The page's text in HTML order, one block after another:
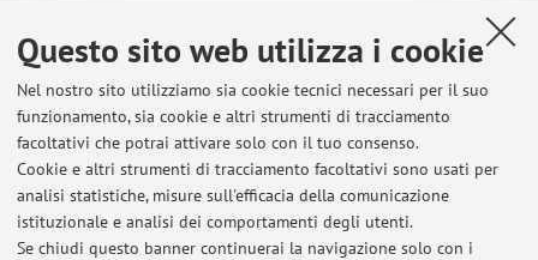
Questo sito web utilizza i cookie
Nel nostro sito utilizziamo sia cookie tecnici necessari per il suo
funzionamento, sia cookie e altri strumenti di tracciamento
facoltativi che potrai attivare solo con il tuo consenso.
Cookie e altri strumenti di tracciamento facoltativi sono usati per
analisi statistiche, misure sull'efficacia della comunicazione
istituzionale e analisi dei comportamenti degli utenti.
Se chiudi questo banner continuerai la navigazione solo con i
Ultimi avvisi
Esame 3/06/2026
Pubblicato il: 03 giugno 2026